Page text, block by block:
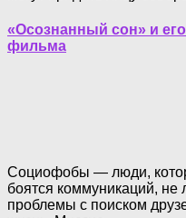
«Осознанный сон» и
фильма
Социофобы — люди,
боятся коммуникаций,
проблемы с поиском